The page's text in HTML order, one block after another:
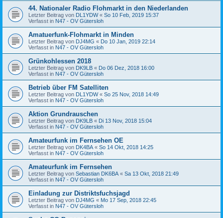
44. Nationaler Radio Flohmarkt in den Niederlanden
Letzter Beitrag von DL1YDW« So 10 Feb, 2019 15:37
Verfasst in N47 - OV Gütersloh
Amatuerfunk-Flohmarkt in Minden
Letzter Beitrag von DJ4MG « Do 10 Jan, 2019 22:14
Verfasst in N47 - OV Gütersloh
Grünkohlessen 2018
Letzter Beitrag von DK9LB « Do 06 Dez, 2018 16:00
Verfasst in N47 - OV Gütersloh
Betrieb über FM Satelliten
Letzter Beitrag von DL1YDW« So 25 Nov, 2018 14:49
Verfasst in N47 - OV Gütersloh
Aktion Grundrauschen
Letzter Beitrag von DK9LB « Di 13 Nov, 2018 15:04
Verfasst in N47 - OV Gütersloh
Amateurfunk im Fernsehen OE
Letzter Beitrag von DK4BA « So 14 Okt, 2018 14:25
Verfasst in N47 - OV Gütersloh
Amateurfunk im Fernsehen
Letzter Beitrag von Sebastian DK6BA « Sa 13 Okt, 2018 21:49
Verfasst in N47 - OV Gütersloh
Einladung zur Distriktsfuchsjagd
Letzter Beitrag von DJ4MG « Mo 17 Sep, 2018 22:45
Verfasst in N47 - OV Gütersloh